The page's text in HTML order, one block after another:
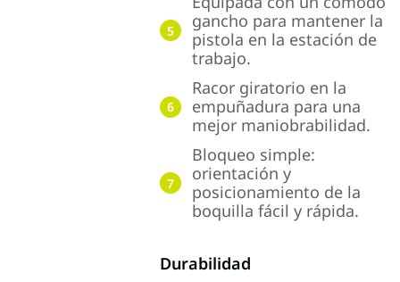
5
gancho para mantener la
pistola en la estación de
trabajo.
6
Racor giratorio en la
empuñadura para una
mejor maniobrabilidad.
7
Bloqueo simple:
orientación y
posicionamiento de la
boquilla fácil y rápida.
Durabilidad